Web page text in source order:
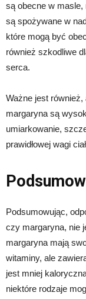
są obecne w
są spożywane w
które mogą być
również szkodliwe
serca.
Ważne jest również,
margaryna są
umiarkowanie,
prawidłowej wagi
Podsumowując,
czy margaryna, nie
margaryna mają
witaminy, ale
jest mniej
niektóre rodzaje